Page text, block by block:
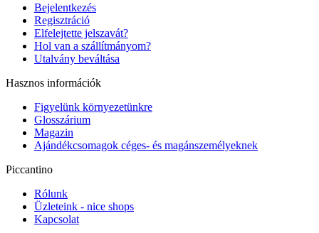
Bejelentkezés
Regisztráció
Elfelejtette jelszavát?
Hol van a szállítmányom?
Utalvány beváltása
Hasznos információk
Figyelünk környezetünkre
Glosszárium
Magazin
Ajándékcsomagok céges- és magánszemélyeknek
Piccantino
Rólunk
Üzleteink - nice shops
Kapcsolat